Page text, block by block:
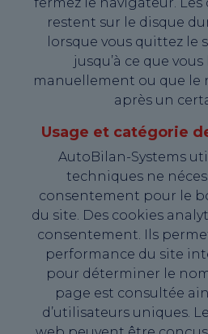
fermez le navigateur.
restent sur le disque
lorsque vous quittez le
jusqu’à ce que
manuellement ou que le
après un
Usage et catégorie
AutoBilan-Systems
techniques ne
consentement pour le
du site. Des cookies
consentement. Ils
performance du site
pour déterminer le
page est consultée
d’utilisateurs uniques.